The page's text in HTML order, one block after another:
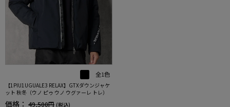
全1色
【1PIU1UGUALE3 RELAX】GTXダウンジャケ
ット 秋冬（ウノ ピゥ ウノ ウグァーレ トレ）
価格： 49,500円 (税込)